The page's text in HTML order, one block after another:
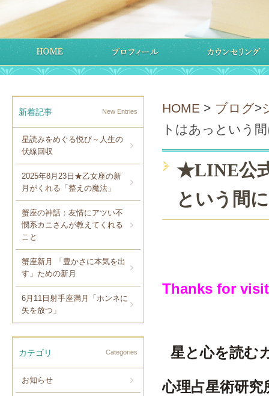
新着記事 New Entries
星読みをめぐる悦び～人生の
伏線回収
2025年8月23日★乙女座の新
月がくれる「整えの魔法」
蟹座の神話：友情にアツい不
憫系カニさんが教えてくれる
こと
蟹座新月 「豊かさに本気を出
す」ための新月
6月11日射手座満月「ホンネに
矢を放つ」
カテゴリ Categories
お知らせ
HOME > ブログ>
トはあっという
★LINE公
という間
Thanks for
星と心を読む
心理占星術研